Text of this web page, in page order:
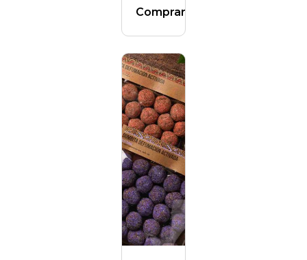
Comprar